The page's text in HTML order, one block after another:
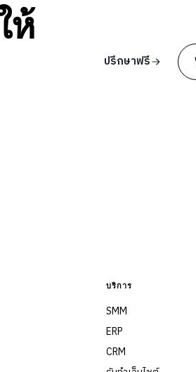
ห้
ปรึกษาฟรี
บริการ
SMM
ERP
CRM